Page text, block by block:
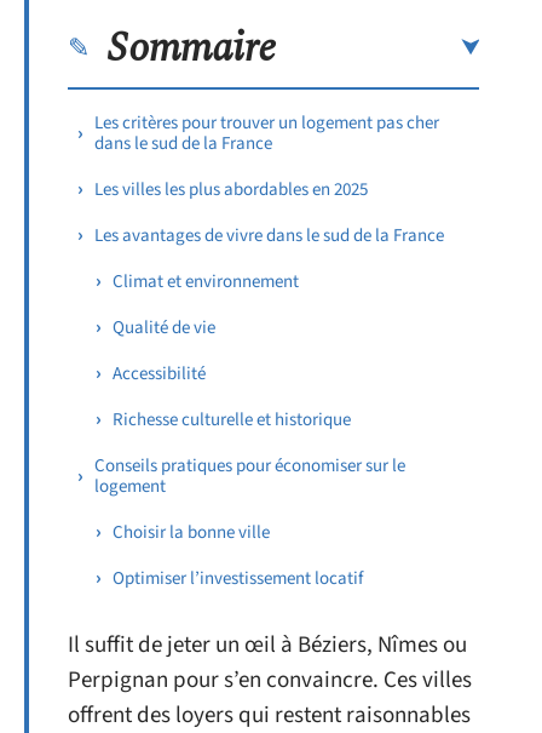
Sommaire
Les critères pour trouver un logement pas cher
dans le sud de la France
Les villes les plus abordables en 2025
Les avantages de vivre dans le sud de la France
Climat et environnement
Qualité de vie
Accessibilité
Richesse culturelle et historique
Conseils pratiques pour économiser sur le
logement
Choisir la bonne ville
Optimiser l’investissement locatif
Il suffit de jeter un œil à Béziers, Nîmes ou
Perpignan pour s’en convaincre. Ces villes
offrent des loyers qui restent raisonnables